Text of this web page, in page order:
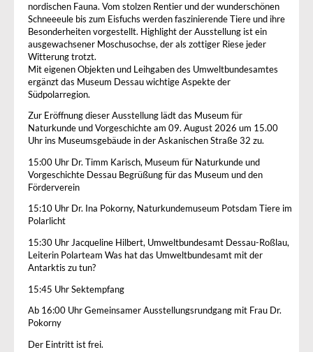
nordischen Fauna. Vom stolzen Rentier und der wunderschönen
Schneeeule bis zum Eisfuchs werden faszinierende Tiere und ihre
Besonderheiten vorgestellt. Highlight der Ausstellung ist ein
ausgewachsener Moschusochse, der als zottiger Riese jeder
Witterung trotzt.
Mit eigenen Objekten und Leihgaben des Umweltbundesamtes
ergänzt das Museum Dessau wichtige Aspekte der
Südpolarregion.
Zur Eröffnung dieser Ausstellung lädt das Museum für
Naturkunde und Vorgeschichte am 09. August 2026 um 15.00
Uhr ins Museumsgebäude in der Askanischen Straße 32 zu.
15:00 Uhr Dr. Timm Karisch, Museum für Naturkunde und
Vorgeschichte Dessau Begrüßung für das Museum und den
Förderverein
15:10 Uhr Dr. Ina Pokorny, Naturkundemuseum Potsdam Tiere im
Polarlicht
15:30 Uhr Jacqueline Hilbert, Umweltbundesamt Dessau-Roßlau,
Leiterin Polarteam Was hat das Umweltbundesamt mit der
Antarktis zu tun?
15:45 Uhr Sektempfang
Ab 16:00 Uhr Gemeinsamer Ausstellungsrundgang mit Frau Dr.
Pokorny
Der Eintritt ist frei.